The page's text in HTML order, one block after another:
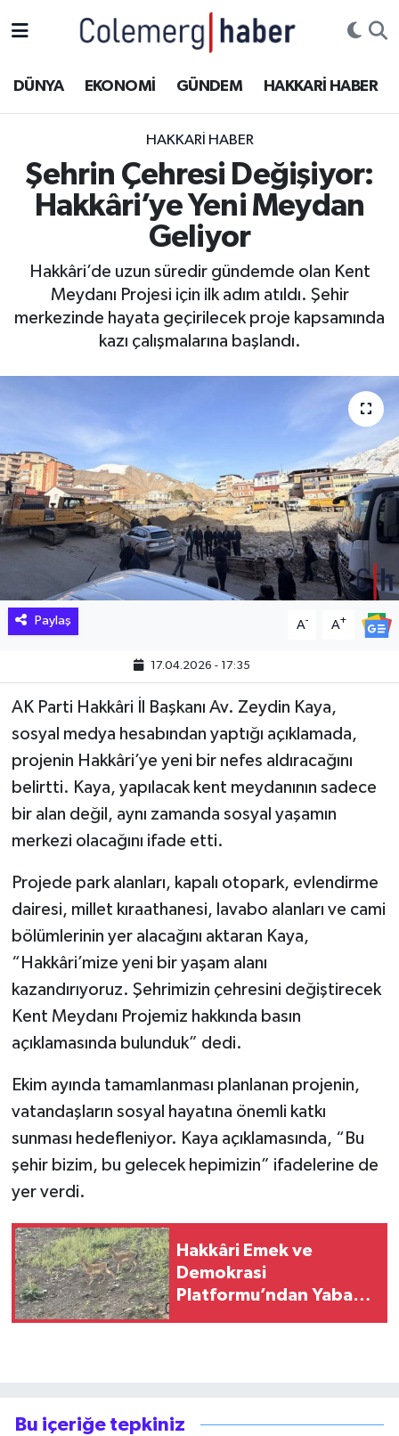
DÜNYA EKONOMİ GÜNDEM HAKKARİ HABER
HAKKARI HABER
Şehrin Çehresi Değişiyor:
Hakkâri’ye Yeni Meydan
Geliyor
Hakkâri’de uzun süredir gündemde olan Kent
Meydanı Projesi için ilk adım atıldı. Şehir
merkezinde hayata geçirilecek proje kapsamında
kazı çalışmalarına başlandı.
Paylaş A- A+
17.04.2026 - 17:35
AK Parti Hakkâri İl Başkanı Av. Zeydin Kaya,
sosyal medya hesabından yaptığı açıklamada,
projenin Hakkâri’ye yeni bir nefes aldıracağını
belirtti. Kaya, yapılacak kent meydanının sadece
bir alan değil, aynı zamanda sosyal yaşamın
merkezi olacağını ifade etti.
Projede park alanları, kapalı otopark, evlendirme
dairesi, millet kıraathanesi, lavabo alanları ve cami
bölümlerinin yer alacağını aktaran Kaya,
“Hakkâri’mize yeni bir yaşam alanı
kazandırıyoruz. Şehrimizin çehresini değiştirecek
Kent Meydanı Projemiz hakkında basın
açıklamasında bulunduk” dedi.
Ekim ayında tamamlanması planlanan projenin,
vatandaşların sosyal hayatına önemli katkı
sunması hedefleniyor. Kaya açıklamasında, “Bu
şehir bizim, bu gelecek hepimizin” ifadelerine de
yer verdi.
Hakkâri Emek ve
Demokrasi
Platformu’ndan Yaban
Bu içeriğe tepkiniz
ASAYİŞ
ÇOCUK
DOĞA
EĞİTİM
EKONOMİ
Hakkari Haber
İLGİNÇ HABERLER
KADIN
KÜLTÜR SANAT
MAGAZİN
POLİTİKA
SAĞLIK
SİYASET
SPOR
TARİH
TEKNOLOJİ
YAŞAM
Hakkâri Hava Durumu
Hakkari Namaz Vakitleri
Hakkâri Trafik Yoğunluk Haritası
Süper Lig Puan Durumu ve Fikstür
Tüm Manşetler
Son Dakika Haberleri